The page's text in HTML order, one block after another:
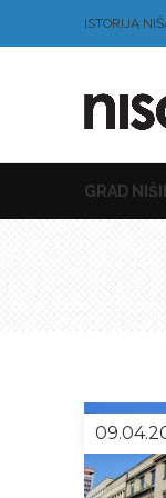
ISTORIJA
GRAD NIŠ